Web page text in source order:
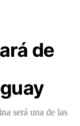
de
será una de las